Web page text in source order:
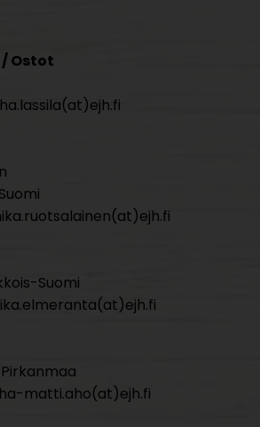
Ostot
Suomi
matti.aho(at)ejh.fi